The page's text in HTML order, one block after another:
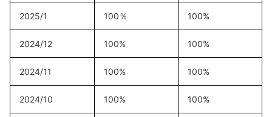
2025/1 100％ 100%
2024/12 100% 100%
2024/11 100% 100%
2024/10 100% 100%